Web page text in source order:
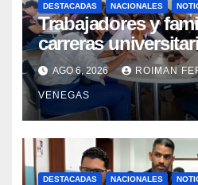
DESTACADAS NACIONALES
Trabajadores y
carreras
convenio entre
AGO 6, 2026 ROIMAN
VENEGAS
DESTACADAS NACIONALES